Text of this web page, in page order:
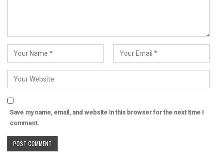
Save my name, email, and website in this browser for the next time I
comment.